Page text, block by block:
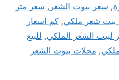
, سعر بيوت الشعر , سعر متر
شعر ملكي, كم اسعار
لبيت الشعر الملكي, للبيع
, محلات بيوت الشعر